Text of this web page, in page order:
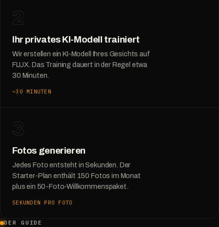
Ihr privates KI-Modell trainiert
Wir erstellen ein KI-Modell Ihres Gesichts auf
FLUX. Das Training dauert in der Regel etwa
30 Minuten.
~30 MINUTEN
Fotos generieren
Jedes Foto entsteht in Sekunden. Der
Starter-Plan enthält 150 Fotos im Monat
plus ein 50-Foto-Willkommenspaket.
SEKUNDEN PRO FOTO
DER GUIDE